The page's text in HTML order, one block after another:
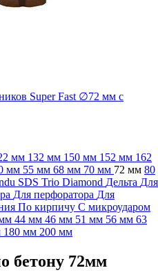
Super Fast ∅72 мм с
мм 132 мм 150 мм 152 мм 162
мм 55 мм 68 мм 70 мм 72 мм 80
SDS Trio Diamond Дельта Для
Для перфоратора Для
По кирпичу С микроударом
44 мм 46 мм 51 мм 56 мм 63
180 мм 200 мм
бетону 72мм